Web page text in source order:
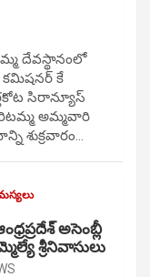
దేవస్థానంలో
కమిషనర్ కే
సిరాన్యూస్
అమ్మవారి
శుక్రవారం…
అసెంబ్లీ
శ్రీనివాసులు